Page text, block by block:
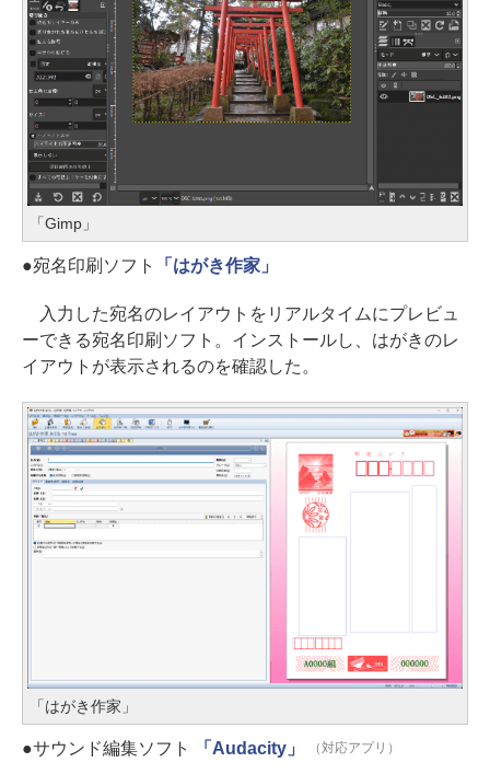
「Gimp」
●宛名印刷ソフト 「はがき作家」
入力した宛名のレイアウトをリアルタイムにプレビュ
ーできる宛名印刷ソフト。インストールし、はがきのレ
イアウトが表示されるのを確認した。
「はがき作家」
●サウンド編集ソフト 「Audacity」 （対応アプリ）